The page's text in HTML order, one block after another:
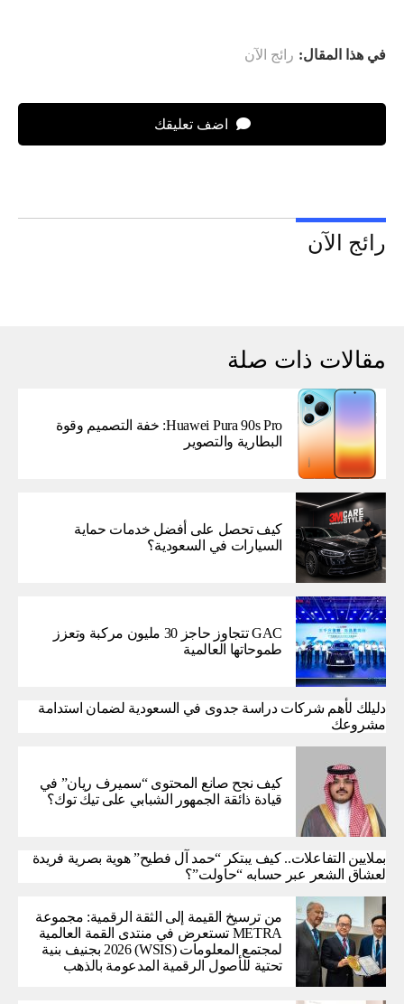
في هذا المقال: رائج الآن
اضف تعليقك
رائج الآن
مقالات ذات صلة
Huawei Pura 90s Pro: خفة التصميم وقوة
البطارية والتصوير
كيف تحصل على أفضل خدمات حماية
السيارات في السعودية؟
GAC تتجاوز حاجز 30 مليون مركبة وتعزز
طموحاتها العالمية
دليلك لأهم شركات دراسة جدوى في السعودية لضمان استدامة
مشروعك
كيف نجح صانع المحتوى “سميرف ريان” في
قيادة ذائقة الجمهور الشبابي على تيك توك؟
بملايين التفاعلات.. كيف يبتكر “حمد آل فطيح” هوية بصرية فريدة
لعشاق الشعر عبر حسابه “حاولت”؟
من ترسيخ القيمة إلى الثقة الرقمية: مجموعة
METRA تستعرض في منتدى القمة العالمية
لمجتمع المعلومات (WSIS) 2026 بجنيف بنية
تحتية للأصول الرقمية المدعومة بالذهب